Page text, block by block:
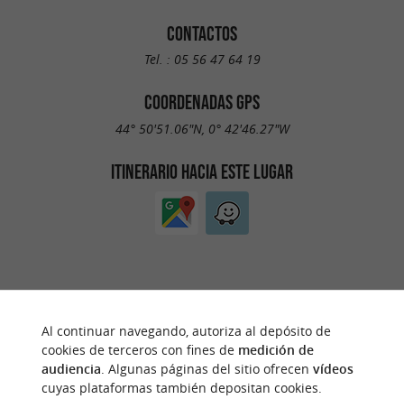
CONTACTOS
Tel. : 05 56 47 64 19
COORDENADAS GPS
44° 50'51.06"N, 0° 42'46.27"W
ITINERARIO HACIA ESTE LUGAR
¿ERES EL PROPIETARIO
DE ESTE ESTABLECIMIENTO? TOME EL CONTROL
DE SU ARCHIVO Y MODIFÍQUELO
Al continuar navegando, autoriza al depósito de
cookies de terceros con fines de medición de
audiencia . Algunas páginas del sitio ofrecen vídeos
cuyas plataformas también depositan cookies.